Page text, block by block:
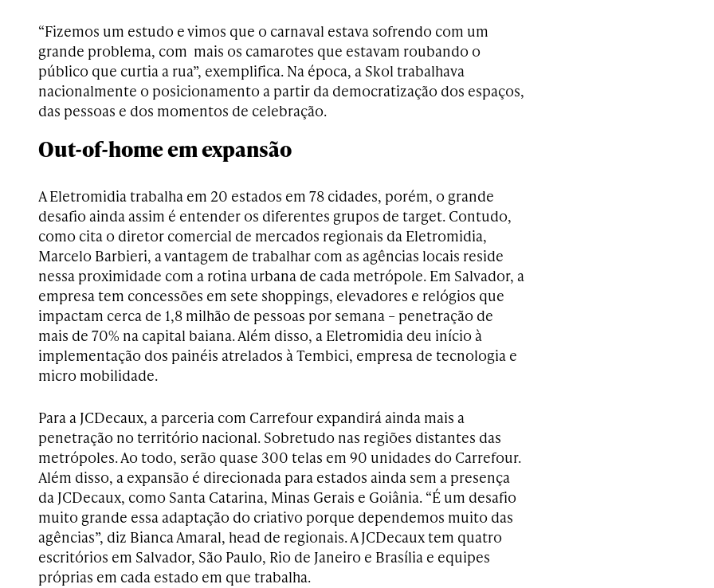
“Fizemos um estudo e vimos que o carnaval estava sofrendo com um
grande problema, com mais os camarotes que estavam roubando o
público que curtia a rua”, exemplifica. Na época, a Skol trabalhava
nacionalmente o posicionamento a partir da democratização dos espaços,
das pessoas e dos momentos de celebração.
Out-of-home em expansão
A Eletromidia trabalha em 20 estados em 78 cidades, porém, o grande
desafio ainda assim é entender os diferentes grupos de target. Contudo,
como cita o diretor comercial de mercados regionais da Eletromidia,
Marcelo Barbieri, a vantagem de trabalhar com as agências locais reside
nessa proximidade com a rotina urbana de cada metrópole. Em Salvador, a
empresa tem concessões em sete shoppings, elevadores e relógios que
impactam cerca de 1,8 milhão de pessoas por semana – penetração de
mais de 70% na capital baiana. Além disso, a Eletromidia deu início à
implementação dos painéis atrelados à Tembici, empresa de tecnologia e
micro mobilidade.
Para a JCDecaux, a parceria com Carrefour expandirá ainda mais a
penetração no território nacional. Sobretudo nas regiões distantes das
metrópoles. Ao todo, serão quase 300 telas em 90 unidades do Carrefour.
Além disso, a expansão é direcionada para estados ainda sem a presença
da JCDecaux, como Santa Catarina, Minas Gerais e Goiânia. “É um desafio
muito grande essa adaptação do criativo porque dependemos muito das
agências”, diz Bianca Amaral, head de regionais. A JCDecaux tem quatro
escritórios em Salvador, São Paulo, Rio de Janeiro e Brasília e equipes
próprias em cada estado em que trabalha.